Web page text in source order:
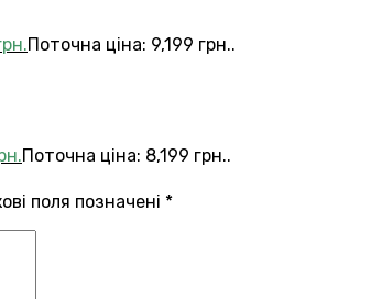
Поточна ціна: 9,199 грн..
Поточна ціна: 8,199 грн..
поля позначені *